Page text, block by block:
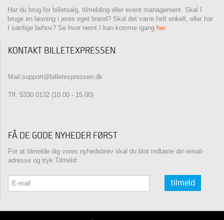
Har du brug for billetsalg, tilmelding eller event management. Skal I
bruge en løsning i jeres eget brand? Skal det være helt enkelt, eller har
I særlige behov? Se hvor nemt I kan komme igang her.
KONTAKT BILLETEXPRESSEN
Mail:support@billetexpressen.dk
Tlf. 5330 0132 (10.00 - 15.00)
FÅ DE GODE NYHEDER FØRST
For at tilmelde dig vores nyhedsbrev skal du blot indtaste din email-
adresse og tryk Tilmeld:
tilmeld